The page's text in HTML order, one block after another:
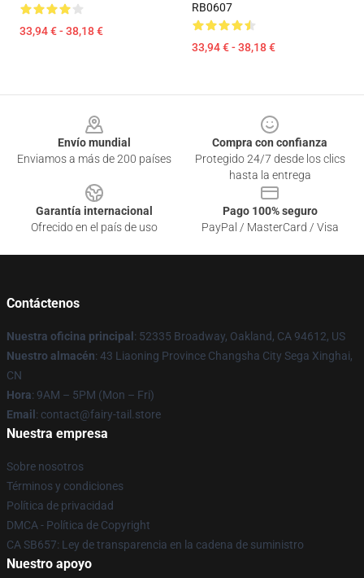
33,94 € - 38,18 €
RB0607
33,94 € - 38,18 €
Envío mundial
Enviamos a más de 200 países
Compra con confianza
Protegido 24/7 desde los clics
hasta la entrega
Garantía internacional
Ofrecido en el país de uso
Pago 100% seguro
PayPal / MasterCard / Visa
Contáctenos
Nuestra oficina principal : 52335 Broadway, Oakland, CA 94612, US
Nuestro almacén: 43 Liaoning Province Changsha City Sega Xinghai,
CN
Hora: 9AM – 5PM (Mon – Fri)
Email : contact@fairy-tail.store
Nuestra empresa
Sobre nosotros
Términos y condiciones
Política de privacidad
DMCA - Política de Copyright
CA SB657: Ley de transparencia en la cadena de suministro
Nuestro apoyo